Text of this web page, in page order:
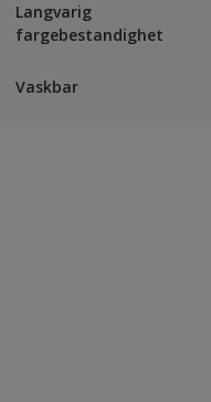
Langvarig
fargebestandighet
Vaskbar